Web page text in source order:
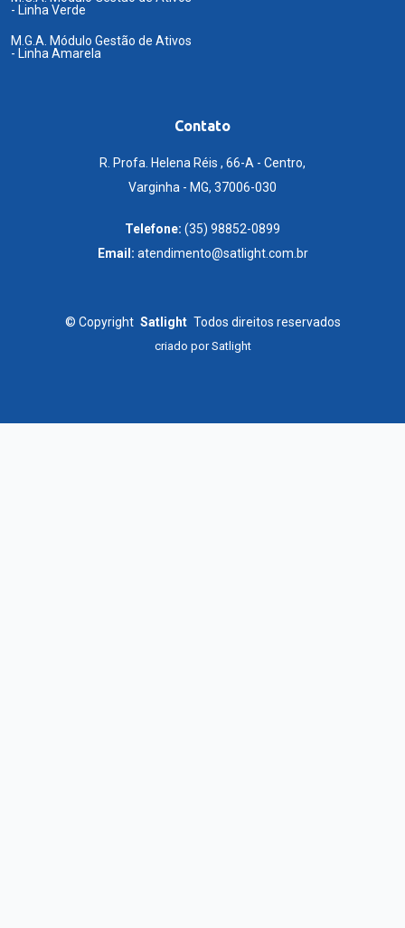
- Linha Verde
M.G.A. Módulo Gestão de Ativos
- Linha Amarela
Contato
R. Profa. Helena Réis , 66-A - Centro,
Varginha - MG, 37006-030
Telefone: (35) 98852-0899
Email: atendimento@satlight.com.br
© Copyright Satlight Todos direitos reservados
criado porSatlight